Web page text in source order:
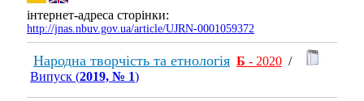
інтернет-адреса сторінки:
http://jnas.nbuv.gov.ua/article/UJRN-0001059372
Народна творчість та етнологія Б - 2020 /
Випуск (2019, № 1)